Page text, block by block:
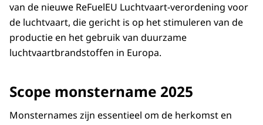
van de nieuwe ReFuelEU Luchtvaart-verordening voor
de luchtvaart, die gericht is op het stimuleren van de
productie en het gebruik van duurzame
luchtvaartbrandstoffen in Europa.
Scope monstername 2025
Monsternames zijn essentieel om de herkomst en